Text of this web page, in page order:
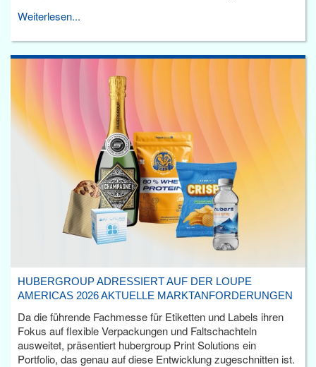
Weiterlesen...
HUBERGROUP ADRESSIERT AUF DER LOUPE
AMERICAS 2026 AKTUELLE MARKTANFORDERUNGEN
Da die führende Fachmesse für Etiketten und Labels ihren
Fokus auf flexible Verpackungen und Faltschachteln
ausweitet, präsentiert hubergroup Print Solutions ein
Portfolio, das genau auf diese Entwicklung zugeschnitten ist.